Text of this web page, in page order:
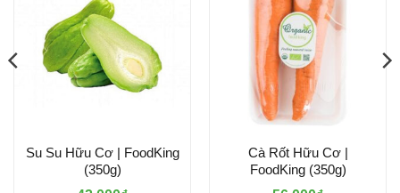
Su Su Hữu Cơ | FoodKing
(350g)
Cà Rốt Hữu Cơ |
FoodKing (350g)